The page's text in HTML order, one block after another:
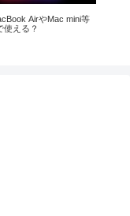
AirやMac mini等
使える？